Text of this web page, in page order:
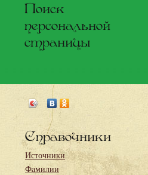
Поиск
персональной
страницы
Справочники
Источники
Фамилии